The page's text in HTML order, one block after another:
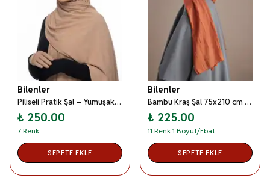
Bilenler
Piliseli Pratik Şal – Yumuşak Dokulu, Kolay Şekil Alan
₺ 250.00
7 Renk
SEPETE EKLE
Bilenler
Bambu Kraş Şal 75x210 cm Kayma Yapmaz Dört Mevsim Rahat Kullanım
₺ 225.00
11 Renk 1 Boyut/Ebat
SEPETE EKLE